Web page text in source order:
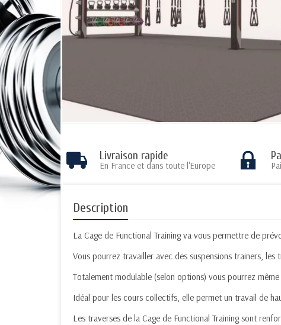
Livraison rapide
En France et dans toute l'Europe
Description
La Cage de Functional Training va vous permettre de
Vous pourrez travailler avec des suspensions trainers,
Totalement modulable (selon options) vous pourrez
Idéal pour les cours collectifs, elle permet un travail de
Les traverses de la Cage de Functional Training sont